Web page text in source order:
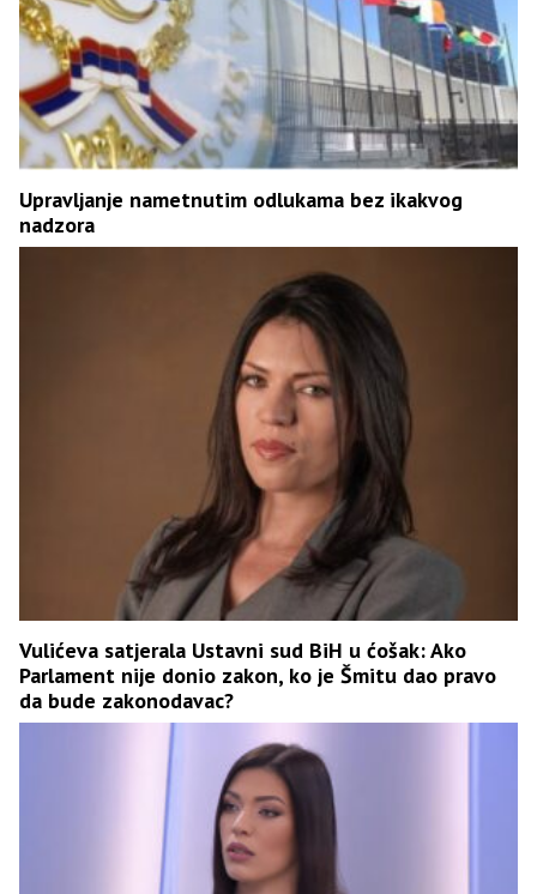
Upravljanje nametnutim odlukama bez ikakvog
nadzora
Vulićeva satjerala Ustavni sud BiH u ćošak: Ako
Parlament nije donio zakon, ko je Šmitu dao pravo
da bude zakonodavac?